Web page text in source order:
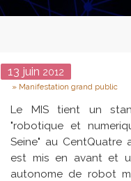
Date
13 juin 2012
Type
Manifestation grand public
Le MIS tient un
"robotique et
Seine" au CentQuatre
est mis en avant et
autonome de robot